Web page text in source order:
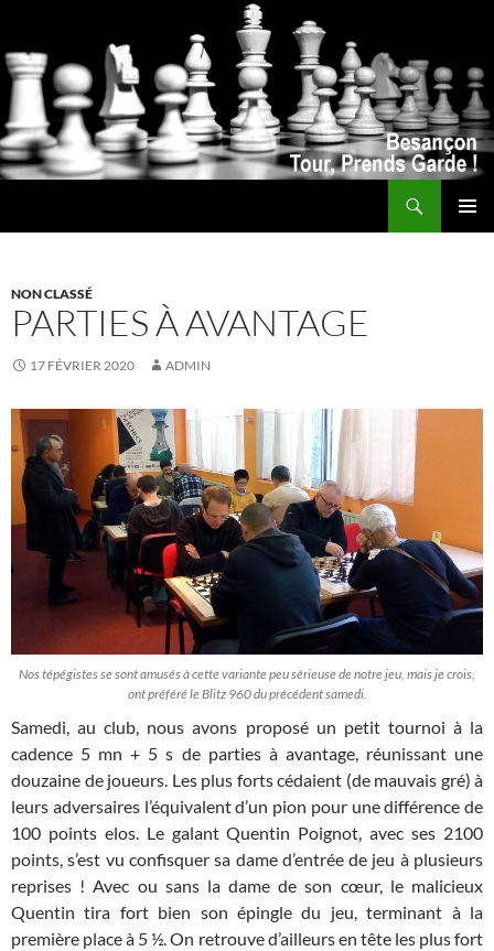
NON CLASSÉ
PARTIES À AVANTAGE
17 FÉVRIER 2020 ADMIN
Nos tépégistes se sont amusés à cette variante peu sérieuse de notre jeu, mais je crois,
ont préféré le Blitz 960 du précédent samedi.
Samedi, au club, nous avons proposé un petit tournoi à la
cadence 5 mn + 5 s de parties à avantage, réunissant une
douzaine de joueurs. Les plus forts cédaient (de mauvais gré) à
leurs adversaires l’équivalent d’un pion pour une différence de
100 points elos. Le galant Quentin Poignot, avec ses 2100
points, s’est vu confisquer sa dame d’entrée de jeu à plusieurs
reprises ! Avec ou sans la dame de son cœur, le malicieux
Quentin tira fort bien son épingle du jeu, terminant à la
première place à 5 ½. On retrouve d’ailleurs en tête les plus fort